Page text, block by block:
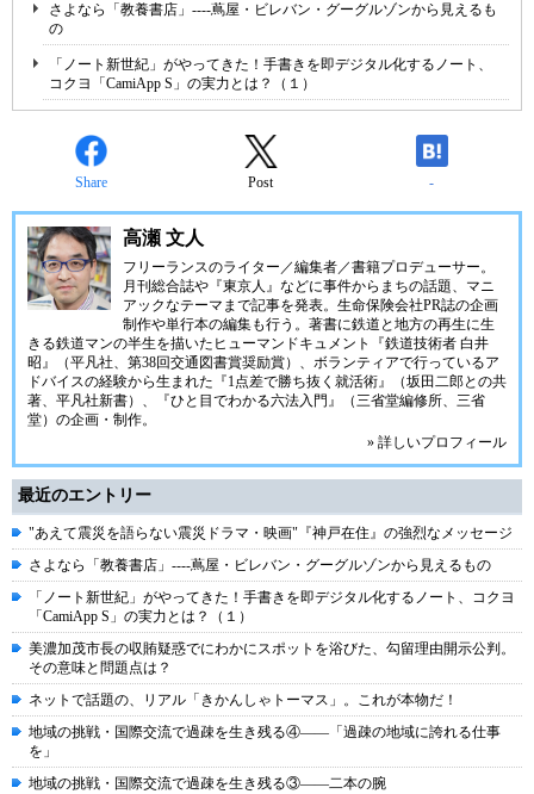
さよなら「教養書店」----蔦屋・ビレバン・グーグルゾンから見えるも
の
「ノート新世紀」がやってきた！手書きを即デジタル化するノート、
コクヨ「CamiApp S」の実力とは？（１）
Share Post -
高瀬 文人
フリーランスのライター／編集者／書籍プロデューサー。
月刊総合誌や『東京人』などに事件からまちの話題、マニ
アックなテーマまで記事を発表。生命保険会社PR誌の企画
制作や単行本の編集も行う。著書に鉄道と地方の再生に生
きる鉄道マンの半生を描いたヒューマンドキュメント『鉄道技術者 白井
昭』（平凡社、第38回交通図書賞奨励賞）、ボランティアで行っているア
ドバイスの経験から生まれた『1点差で勝ち抜く就活術』（坂田二郎との共
著、平凡社新書）、『ひと目でわかる六法入門』（三省堂編修所、三省
堂）の企画・制作。
» 詳しいプロフィール
最近のエントリー
"あえて震災を語らない震災ドラマ・映画"『神戸在住』の強烈なメッセージ
さよなら「教養書店」----蔦屋・ビレバン・グーグルゾンから見えるもの
「ノート新世紀」がやってきた！手書きを即デジタル化するノート、コクヨ
「CamiApp S」の実力とは？（１）
美濃加茂市長の収賄疑惑でにわかにスポットを浴びた、勾留理由開示公判。
その意味と問題点は？
ネットで話題の、リアル「きかんしゃトーマス」。これが本物だ！
地域の挑戦・国際交流で過疎を生き残る④――「過疎の地域に誇れる仕事
を」
地域の挑戦・国際交流で過疎を生き残る③――二本の腕